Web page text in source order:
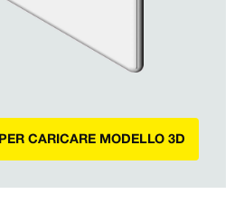
CARICARE MODELLO 3D